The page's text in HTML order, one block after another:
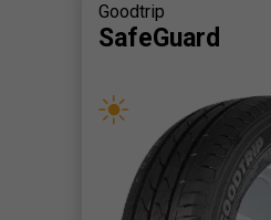
Goodtrip
SafeGuard